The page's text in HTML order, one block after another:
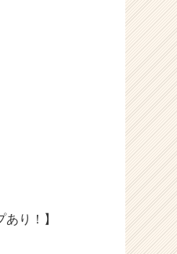
り！】